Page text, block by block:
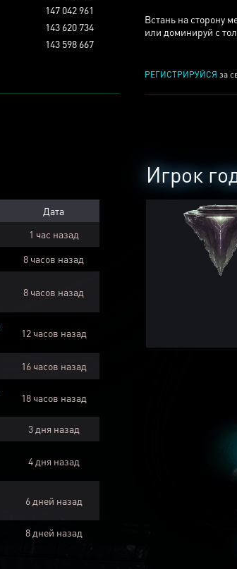
Встань на сторону
или доминируй с
РЕГИСТРИРУЙСЯ за
147 042 961
143 620 734
143 598 667
Игрок
Дата
1 час назад
8 часов назад
8 часов назад
12 часов назад
16 часов назад
18 часов назад
3 дня назад
4 дня назад
6 дней назад
8 дней назад